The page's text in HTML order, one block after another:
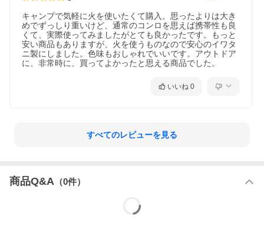
キャンプで気軽に火を使いたくて購入。思ったよりは大き
めでずっしり重いけど、通常のコンロを思えば携帯性も良
くて、実際使ってみましたがとても良かったです。もっと
安い商品もありますが、火を使うものなので安心のイワタ
ニ製にしました。色味もおしゃれでいいです。アウトドア
に、非常時に、買ってよかったと思える商品でした。
いいね 0
すべてのレビューを見る
商品Q&A （0件）